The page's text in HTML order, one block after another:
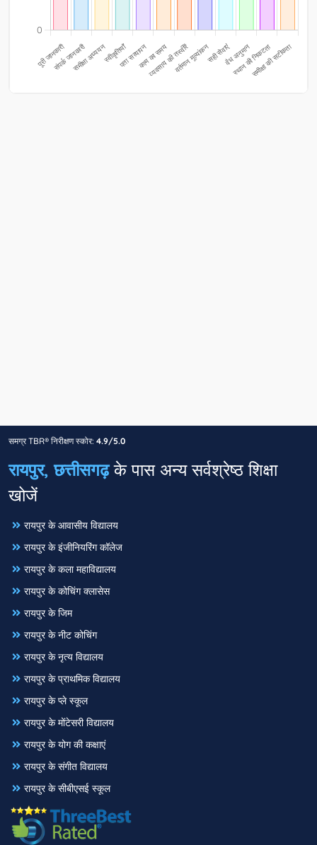
समग्र TBR® निरीक्षण स्कोर: 4.9/5.0
रायपुर, छत्तीसगढ़के पास अन्य सर्वश्रेष्ठ शिक्षा
खोजें
रायपुर के आवासीय विद्यालय
रायपुर के इंजीनियरिंग कॉलेज
रायपुर के कला महाविद्यालय
रायपुर के कोचिंग क्लासेस
रायपुर के जिम
रायपुर के नीट कोचिंग
रायपुर के नृत्य विद्यालय
रायपुर के प्राथमिक विद्यालय
रायपुर के प्ले स्कूल
रायपुर के मोंटेसरी विद्यालय
रायपुर के योग की कक्षाएं
रायपुर के संगीत विद्यालय
रायपुर के सीबीएसई स्कूल